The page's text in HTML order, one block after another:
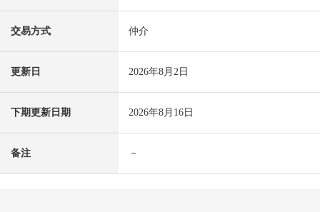
交易方式 仲介
更新日 2026年8月2日
下期更新日期 2026年8月16日
备注 －